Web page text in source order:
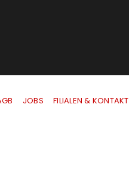
JOBS FILIALEN & KONTAKT